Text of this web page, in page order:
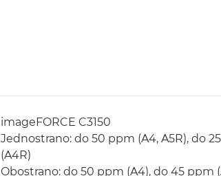
imageFORCE C3150
Jednostrano: do 50 ppm (A4, A5R), do
(A4R)
Obostrano: do 50 ppm (A4), do 45 ppm